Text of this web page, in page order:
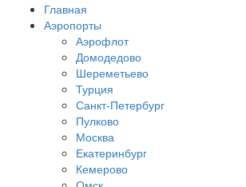
Главная
Аэропорты
Аэрофлот
Домодедово
Шереметьево
Турция
Санкт-Петербург
Пулково
Москва
Екатеринбург
Кемерово